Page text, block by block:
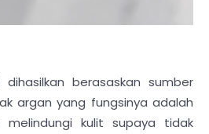
berasaskan sumber
argan yang fungsinya adalah
kulit supaya tidak